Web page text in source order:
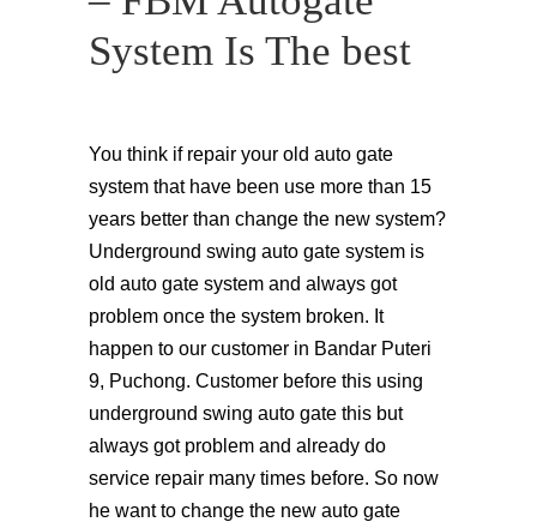
System Is The best
You think if repair your old auto gate
system that have been use more than 15
years better than change the new system?
Underground swing auto gate system is
old auto gate system and always got
problem once the system broken. It
happen to our customer in Bandar Puteri
9, Puchong. Customer before this using
underground swing auto gate this but
always got problem and already do
service repair many times before. So now
he want to change the new auto gate